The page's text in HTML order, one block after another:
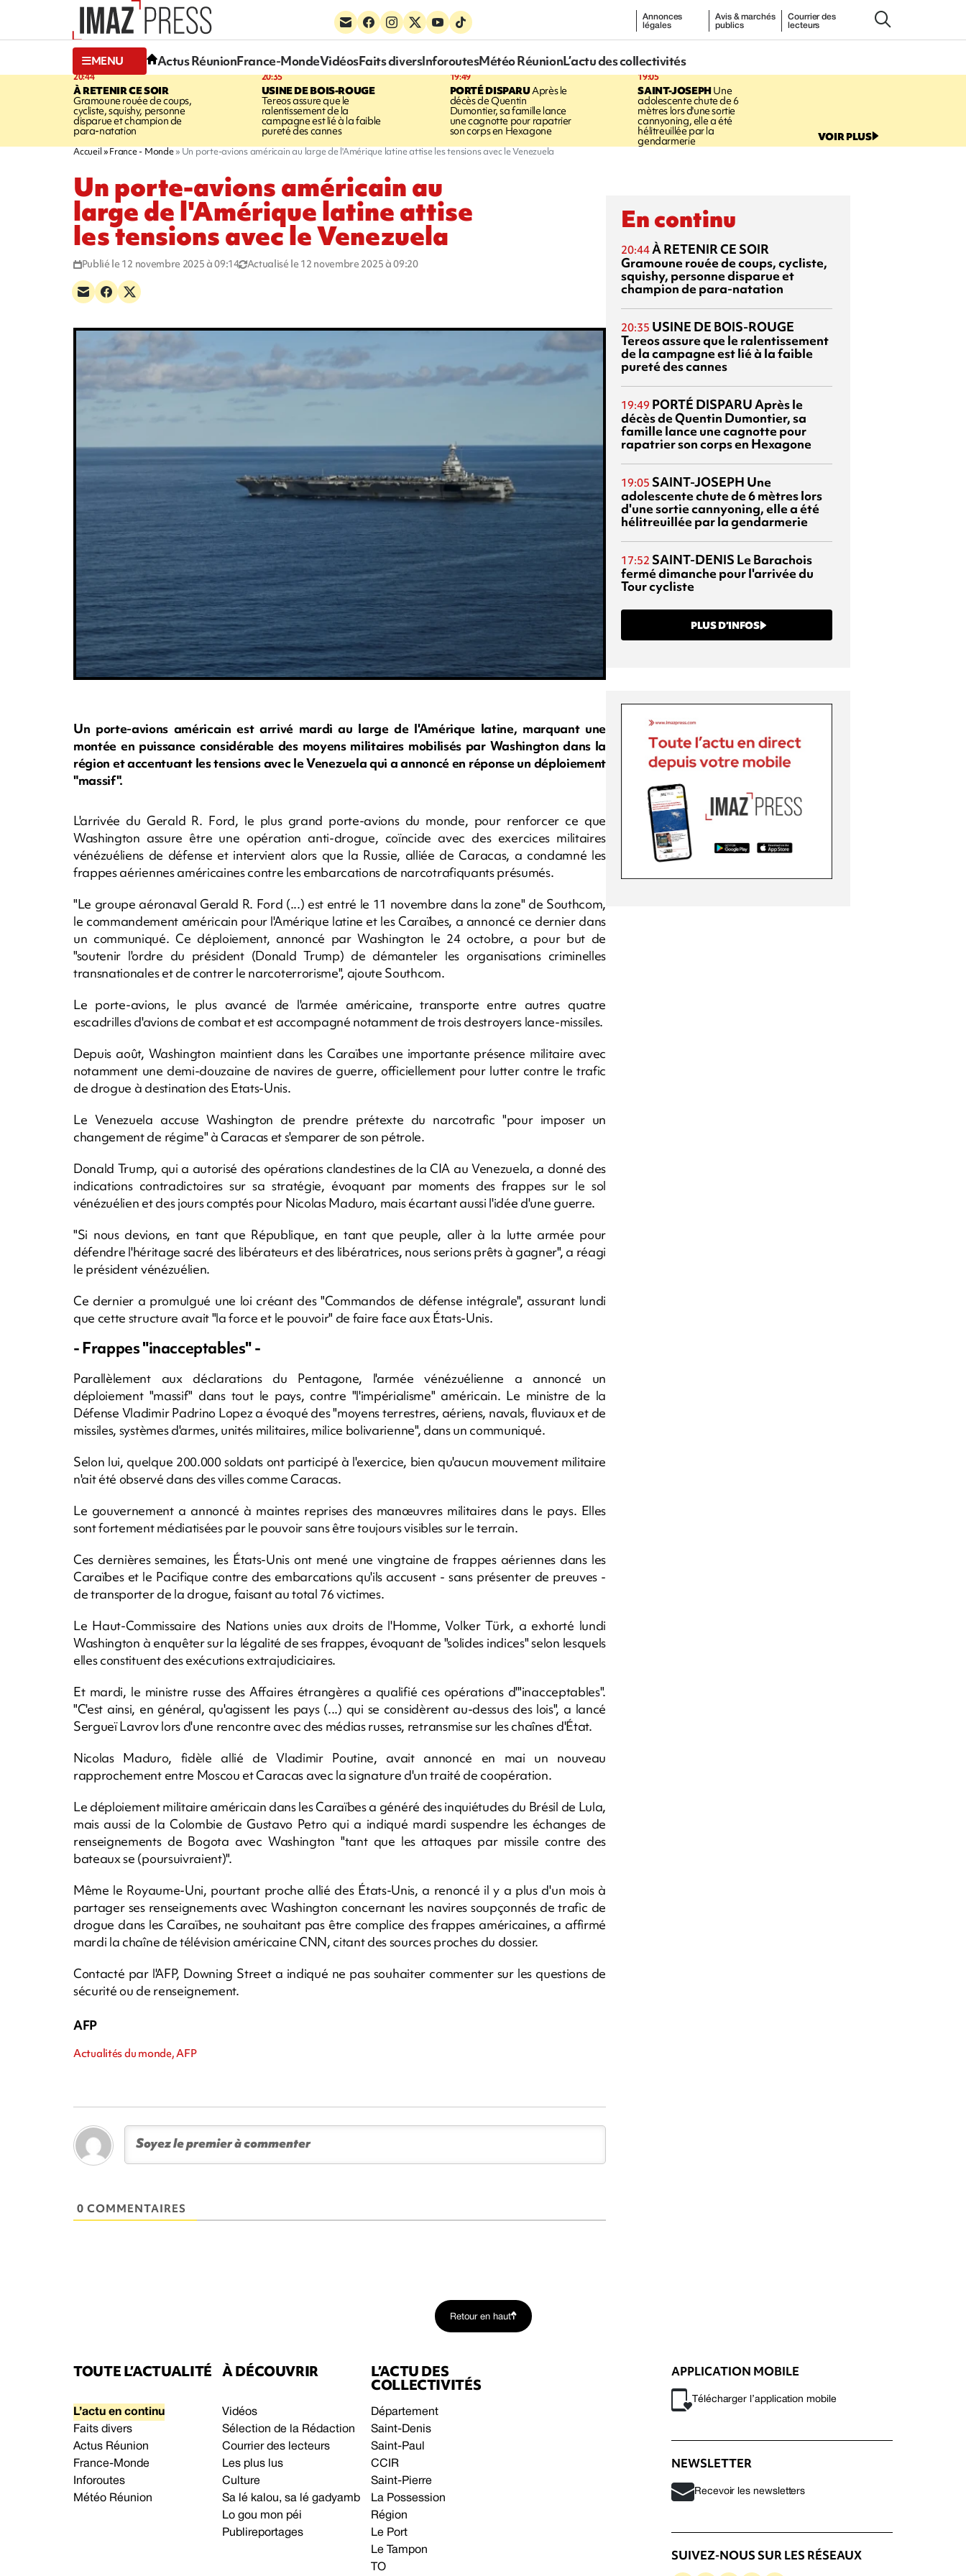
Annonces
légales
Avis & marchés
publics
Courrier des
lecteurs
MENU Actus RéunionFrance-MondeVidéosFaits diversInforoutesMétéo RéunionL’actu des collectivités
20:44
À RETENIR CE SOIR
Gramoune rouée de coups,
cycliste, squishy, personne
disparue et champion de
para-natation
20:35
USINE DE BOIS-ROUGE
Tereos assure que le
ralentissement de la
campagne est lié à la faible
pureté des cannes
19:49
PORTÉ DISPARUAprès le
décès de Quentin
Dumontier, sa famille lance
une cagnotte pour rapatrier
son corps en Hexagone
19:05
SAINT-JOSEPHUne
adolescente chute de 6
mètres lors d'une sortie
cannyoning, elle a été
hélitreuillée par la
gendarmerie VOIR PLUS
Accueil France - Monde Un porte-avions américain au large de l'Amérique latine attise les tensions avec le Venezuela
Un porte-avions américain au
large de l'Amérique latine attise
les tensions avec le Venezuela
Publié le 12 novembre 2025 à 09:14 Actualisé le 12 novembre 2025 à 09:20
Un porte-avions américain est arrivé mardi au large de l'Amérique latine, marquant une
montée en puissance considérable des moyens militaires mobilisés par Washington dans la
région et accentuant les tensions avec le Venezuela qui a annoncé en réponse un déploiement
"massif".
L'arrivée du Gerald R. Ford, le plus grand porte-avions du monde, pour renforcer ce que
Washington assure être une opération anti-drogue, coïncide avec des exercices militaires
vénézuéliens de défense et intervient alors que la Russie, alliée de Caracas, a condamné les
frappes aériennes américaines contre les embarcations de narcotrafiquants présumés.
"Le groupe aéronaval Gerald R. Ford (...) est entré le 11 novembre dans la zone" de Southcom,
le commandement américain pour l'Amérique latine et les Caraïbes, a annoncé ce dernier dans
un communiqué. Ce déploiement, annoncé par Washington le 24 octobre, a pour but de
"soutenir l'ordre du président (Donald Trump) de démanteler les organisations criminelles
transnationales et de contrer le narcoterrorisme", ajoute Southcom.
Le porte-avions, le plus avancé de l'armée américaine, transporte entre autres quatre
escadrilles d'avions de combat et est accompagné notamment de trois destroyers lance-missiles.
Depuis août, Washington maintient dans les Caraïbes une importante présence militaire avec
notamment une demi-douzaine de navires de guerre, officiellement pour lutter contre le trafic
de drogue à destination des Etats-Unis.
Le Venezuela accuse Washington de prendre prétexte du narcotrafic "pour imposer un
changement de régime" à Caracas et s'emparer de son pétrole.
Donald Trump, qui a autorisé des opérations clandestines de la CIA au Venezuela, a donné des
indications contradictoires sur sa stratégie, évoquant par moments des frappes sur le sol
vénézuélien et des jours comptés pour Nicolas Maduro, mais écartant aussi l'idée d'une guerre.
"Si nous devions, en tant que République, en tant que peuple, aller à la lutte armée pour
défendre l'héritage sacré des libérateurs et des libératrices, nous serions prêts à gagner", a réagi
le président vénézuélien.
Ce dernier a promulgué une loi créant des "Commandos de défense intégrale", assurant lundi
que cette structure avait "la force et le pouvoir" de faire face aux États-Unis.
- Frappes "inacceptables" -
Parallèlement aux déclarations du Pentagone, l'armée vénézuélienne a annoncé un
déploiement "massif" dans tout le pays, contre "l'impérialisme" américain. Le ministre de la
Défense Vladimir Padrino Lopez a évoqué des "moyens terrestres, aériens, navals, fluviaux et de
missiles, systèmes d'armes, unités militaires, milice bolivarienne", dans un communiqué.
Selon lui, quelque 200.000 soldats ont participé à l'exercice, bien qu'aucun mouvement militaire
n'ait été observé dans des villes comme Caracas.
Le gouvernement a annoncé à maintes reprises des manœuvres militaires dans le pays. Elles
sont fortement médiatisées par le pouvoir sans être toujours visibles sur le terrain.
Ces dernières semaines, les États-Unis ont mené une vingtaine de frappes aériennes dans les
Caraïbes et le Pacifique contre des embarcations qu'ils accusent - sans présenter de preuves -
de transporter de la drogue, faisant au total 76 victimes.
Le Haut-Commissaire des Nations unies aux droits de l'Homme, Volker Türk, a exhorté lundi
Washington à enquêter sur la légalité de ses frappes, évoquant de "solides indices" selon lesquels
elles constituent des exécutions extrajudiciaires.
Et mardi, le ministre russe des Affaires étrangères a qualifié ces opérations d'"inacceptables".
"C'est ainsi, en général, qu'agissent les pays (...) qui se considèrent au-dessus des lois", a lancé
Sergueï Lavrov lors d'une rencontre avec des médias russes, retransmise sur les chaînes d'État.
Nicolas Maduro, fidèle allié de Vladimir Poutine, avait annoncé en mai un nouveau
rapprochement entre Moscou et Caracas avec la signature d'un traité de coopération.
Le déploiement militaire américain dans les Caraïbes a généré des inquiétudes du Brésil de Lula,
mais aussi de la Colombie de Gustavo Petro qui a indiqué mardi suspendre les échanges de
renseignements de Bogota avec Washington "tant que les attaques par missile contre des
bateaux se (poursuivraient)".
Même le Royaume-Uni, pourtant proche allié des États-Unis, a renoncé il y a plus d'un mois à
partager ses renseignements avec Washington concernant les navires soupçonnés de trafic de
drogue dans les Caraïbes, ne souhaitant pas être complice des frappes américaines, a affirmé
mardi la chaîne de télévision américaine CNN, citant des sources proches du dossier.
Contacté par l'AFP, Downing Street a indiqué ne pas souhaiter commenter sur les questions de
sécurité ou de renseignement.
AFP
Actualités du monde, AFP
0 COMMENTAIRES
En continu
20:44À RETENIR CE SOIR
Gramoune rouée de coups, cycliste,
squishy, personne disparue et
champion de para-natation
20:35 USINE DE BOIS-ROUGE
Tereos assure que le ralentissement
de la campagne est lié à la faible
pureté des cannes
19:49 PORTÉ DISPARUAprès le
décès de Quentin Dumontier, sa
famille lance une cagnotte pour
rapatrier son corps en Hexagone
19:05 SAINT-JOSEPH Une
adolescente chute de 6 mètres lors
d'une sortie cannyoning, elle a été
hélitreuillée par la gendarmerie
17:52 SAINT-DENIS Le Barachois
fermé dimanche pour l'arrivée du
Tour cycliste
PLUS D’INFOS
Retour en haut
TOUTE L’ACTUALITÉ
L’actu en continu
Faits divers
Actus Réunion
France-Monde
Inforoutes
Météo Réunion
À DÉCOUVRIR
Vidéos
Sélection de la Rédaction
Courrier des lecteurs
Les plus lus
Culture
Sa lé kalou, sa lé gadyamb
Lo gou mon péi
Publireportages
L’ACTU DES
COLLECTIVITÉS
Département
Saint-Denis
Saint-Paul
CCIR
Saint-Pierre
La Possession
Région
Le Port
Le Tampon
TO
APPLICATION MOBILE
Télécharger l’application mobile
NEWSLETTER
Recevoir les newsletters
SUIVEZ-NOUS SUR LES RÉSEAUX